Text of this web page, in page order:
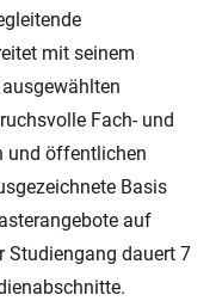
mit seinem
Fach- und
und öffentlichen
Basis
auf
Studiengang dauert 7